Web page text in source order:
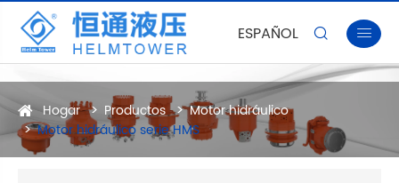
ESPAÑOL  
Hogar Productos
Motor hidráulico
Motor hidráulico serie HMS